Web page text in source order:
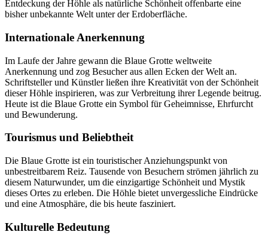
Entdeckung der Höhle als natürliche Schönheit offenbarte eine
bisher unbekannte Welt unter der Erdoberfläche.
Internationale Anerkennung
Im Laufe der Jahre gewann die Blaue Grotte weltweite
Anerkennung und zog Besucher aus allen Ecken der Welt an.
Schriftsteller und Künstler ließen ihre Kreativität von der Schönheit
dieser Höhle inspirieren, was zur Verbreitung ihrer Legende beitrug.
Heute ist die Blaue Grotte ein Symbol für Geheimnisse, Ehrfurcht
und Bewunderung.
Tourismus und Beliebtheit
Die Blaue Grotte ist ein touristischer Anziehungspunkt von
unbestreitbarem Reiz. Tausende von Besuchern strömen jährlich zu
diesem Naturwunder, um die einzigartige Schönheit und Mystik
dieses Ortes zu erleben. Die Höhle bietet unvergessliche Eindrücke
und eine Atmosphäre, die bis heute fasziniert.
Kulturelle Bedeutung